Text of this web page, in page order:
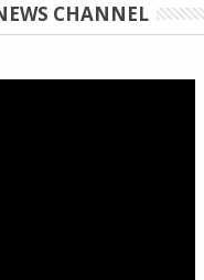
CHANNEL